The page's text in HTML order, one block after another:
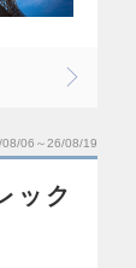
08/06～26/08/19
ック